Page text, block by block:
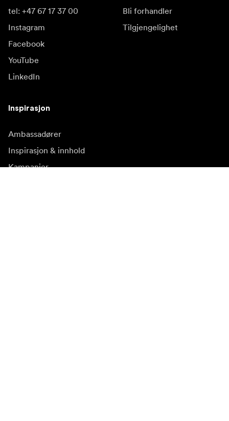
tel: +47 67 17 37 00
Instagram
Facebook
YouTube
LinkedIn
Bli forhandler
Tilgjengelighet
Inspirasjon
Ambassadører
Inspirasjon & innhold
Kampanjer